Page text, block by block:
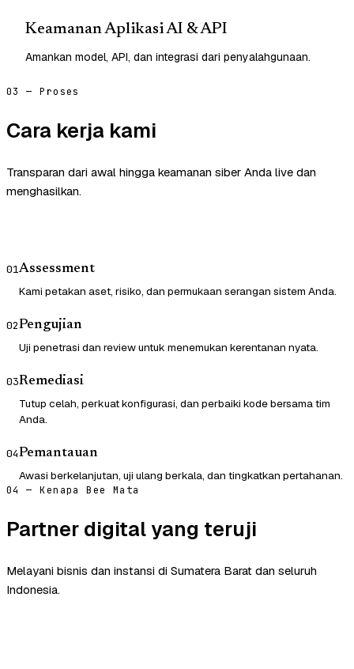
Keamanan Aplikasi AI & API
Amankan model, API, dan integrasi dari penyalahgunaan.
03 — Proses
Cara kerja kami
Transparan dari awal hingga keamanan siber Anda live dan
menghasilkan.
01Assessment
Kami petakan aset, risiko, dan permukaan serangan sistem Anda.
02Pengujian
Uji penetrasi dan review untuk menemukan kerentanan nyata.
03Remediasi
Tutup celah, perkuat konfigurasi, dan perbaiki kode bersama tim
Anda.
04Pemantauan
Awasi berkelanjutan, uji ulang berkala, dan tingkatkan pertahanan.
04 — Kenapa Bee Mata
Partner digital yang teruji
Melayani bisnis dan instansi di Sumatera Barat dan seluruh
Indonesia.